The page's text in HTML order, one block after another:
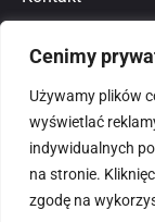
Cenimy
Używamy plików
wyświetlać
indywidualnych
na stronie.
zgodę na
Polityka